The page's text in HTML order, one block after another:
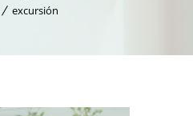
excursión